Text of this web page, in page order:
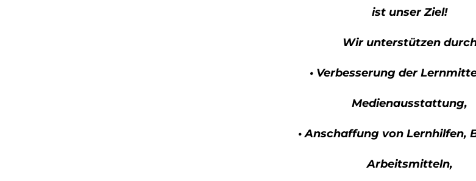
ist unser Ziel!
Wir unterstützen
• Verbesserung der
Medienausstattung,
• Anschaffung von Lernhilfen,
Arbeitsmitteln,